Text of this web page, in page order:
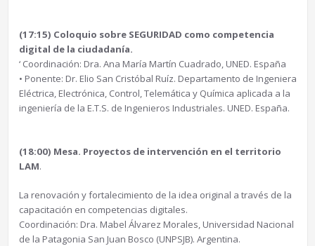
(17:15) Coloquio sobre SEGURIDAD como competencia
digital de la ciudadanía.
‘ Coordinación: Dra. Ana María Martín Cuadrado, UNED. España
• Ponente: Dr. Elio San Cristóbal Ruíz. Departamento de Ingeniera
Eléctrica, Electrónica, Control, Telemática y Química aplicada a la
ingeniería de la E.T.S. de Ingenieros Industriales. UNED. España.
(18:00) Mesa. Proyectos de intervención en el territorio
LAM.
La renovación y fortalecimiento de la idea original a través de la
capacitación en competencias digitales.
Coordinación: Dra. Mabel Álvarez Morales, Universidad Nacional
de la Patagonia San Juan Bosco (UNPSJB). Argentina.